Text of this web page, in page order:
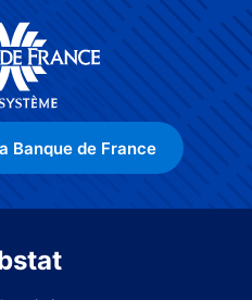
Banque de France